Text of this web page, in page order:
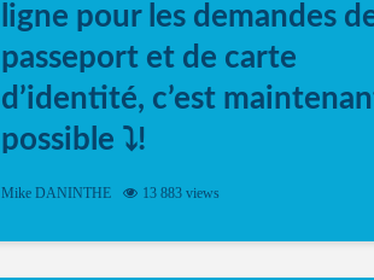
ligne pour les demandes
passeport et de carte
d’identité, c’est
possible ⤵️!
Désormais, il est possible de prendre rendez-vous
Mike DANINTHE 13 883 views